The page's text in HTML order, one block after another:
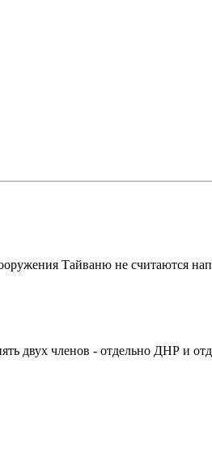
Тайваню не считаются
двух членов - отдельно ДНР и